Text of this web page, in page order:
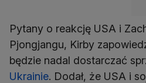
Pytany o reakcję USA i
Pjongjangu, Kirby
będzie nadal dostarczać
Ukrainie. Dodał, że USA i